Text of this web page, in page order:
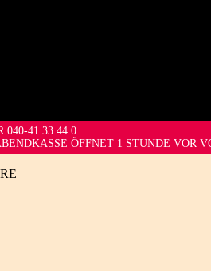
040-41 33 44 0
ÖFFNET 1 STUNDE VOR